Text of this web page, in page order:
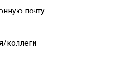
почту
коллеги